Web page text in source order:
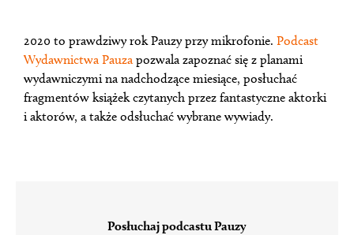
2020 to prawdziwy rok Pauzy przy mikrofonie. Podcast
Wydawnictwa Pauzapozwala zapoznać się z planami
wydawniczymi na nadchodzące miesiące, posłuchać
fragmentów książek czytanych przez fantastyczne aktorki
i aktorów, a także odsłuchać wybrane wywiady.
Posłuchaj podcastu Pauzy